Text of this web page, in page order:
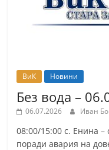
ВиК Новини
Без вода –
06.07.2026 Иван
08:00/15:00 с. Енина
поради авария на